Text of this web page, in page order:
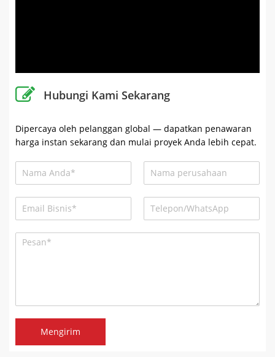
Hubungi Kami Sekarang
Dipercaya oleh pelanggan global — dapatkan penawaran
harga instan sekarang dan mulai proyek Anda lebih cepat.
Mengirim